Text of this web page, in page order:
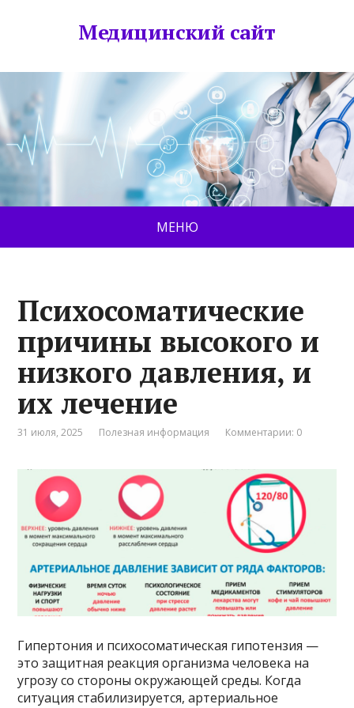
Медицинский сайт
МЕНЮ
Психосоматические
причины высокого и
низкого давления, и
их лечение
31 июля, 2025 Полезная информация Комментарии: 0
Гипертония и психосоматическая гипотензия —
это защитная реакция организма человека на
угрозу со стороны окружающей среды. Когда
ситуация стабилизируется, артериальное